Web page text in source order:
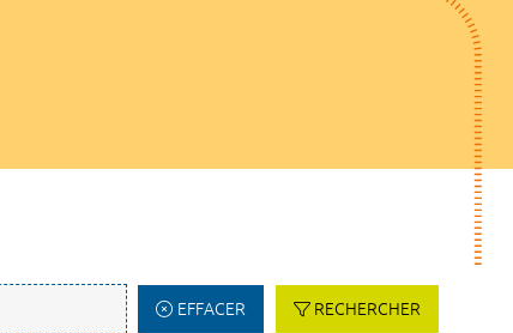
EFFACER RECHERCHER